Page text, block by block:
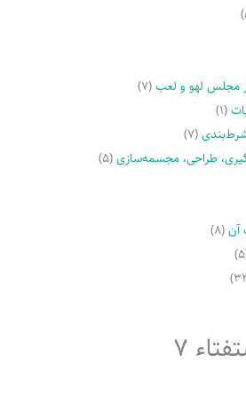
لهو و لعب(۷)
(۱)
شرط‌بندی(۷)
طراحی، مجسمه‌سازی(۵)
آن(۸)
7